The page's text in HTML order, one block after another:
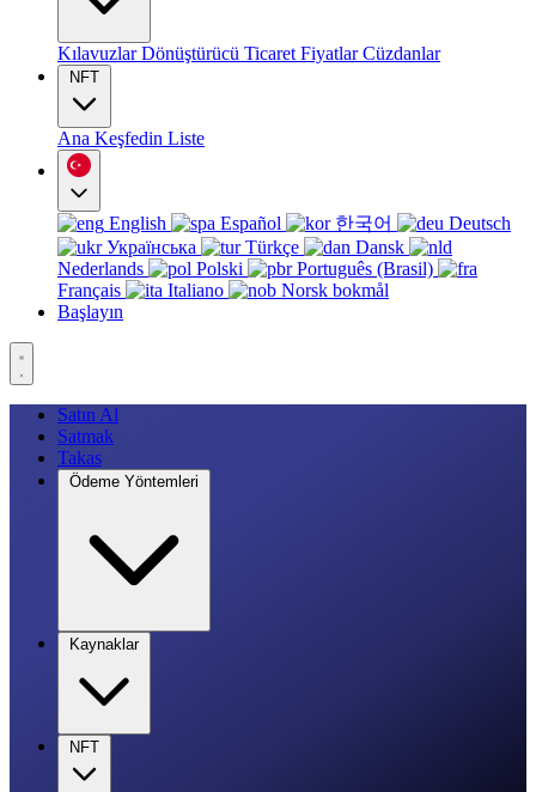
KılavuzlarDönüştürücü Ticaret FiyatlarCüzdanlar
NFT
Ana Keşfedin Liste
English Español 한국어
Deutsch
Українська
Türkçe
Dansk
Nederlands
Polski
Português (Brasil)
Français
Italiano
Norsk bokmål
Başlayın
Satın Al
Satmak
Takas
Ödeme Yöntemleri
Kaynaklar
NFT